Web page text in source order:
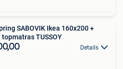
SABOVIK Ikea 160x200 +
TUSSOY
Details